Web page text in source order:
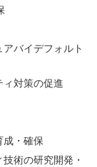
バイデフォルト
ィ対策の促進
成・確保
術の研究開発・